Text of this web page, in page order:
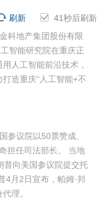
41秒后刷新
刷新
科地产集团股份有限
智能研究院在重庆正
人工智能前沿技术，
造重庆“人工智能+不
参议院以50票赞成、
担任司法部长。 当地
普向美国参议院提交托
4月2日宣布，帕姆·邦
理。